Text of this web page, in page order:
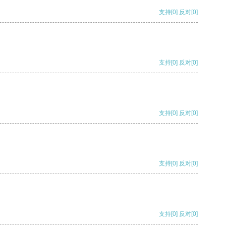
支持[0] 反对[0]
支持[0] 反对[0]
支持[0] 反对[0]
支持[0] 反对[0]
支持[0] 反对[0]